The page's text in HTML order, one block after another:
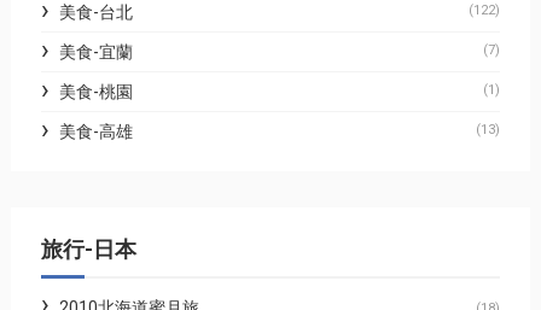
美食-台北 (122)
美食-宜蘭 (7)
美食-桃園 (1)
美食-高雄 (13)
旅行-日本